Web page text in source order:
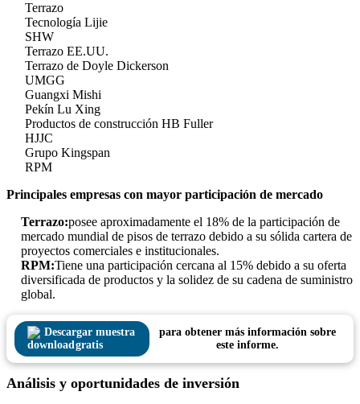
Terrazo
Tecnología Lijie
SHW
Terrazo EE.UU.
Terrazo de Doyle Dickerson
UMGG
Guangxi Mishi
Pekín Lu Xing
Productos de construcción HB Fuller
HJJC
Grupo Kingspan
RPM
Principales empresas con mayor participación de mercado
Terrazo:posee aproximadamente el 18% de la participación de
mercado mundial de pisos de terrazo debido a su sólida cartera de
proyectos comerciales e institucionales.
RPM:Tiene una participación cercana al 15% debido a su oferta
diversificada de productos y la solidez de su cadena de suministro
global.
Descargar muestra
gratis
para obtener más información sobre
este informe.
Análisis y oportunidades de inversión